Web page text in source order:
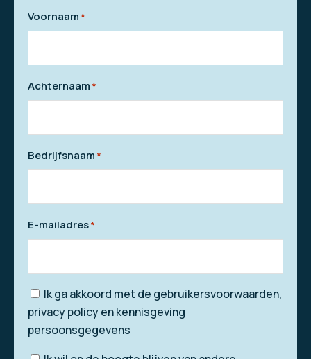
Voornaam *
Achternaam *
Bedrijfsnaam *
E-mailadres*
Ik ga akkoord met de gebruikersvoorwaarden,
privacy policy en kennisgeving
persoonsgegevens